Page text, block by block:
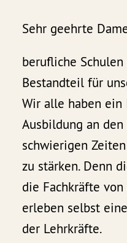
Sehr geehrte
berufliche
Bestandteil für
Wir alle haben ein
Ausbildung an
schwierigen
zu stärken. Denn
die Fachkräfte
erleben selbst
der Lehrkräfte.